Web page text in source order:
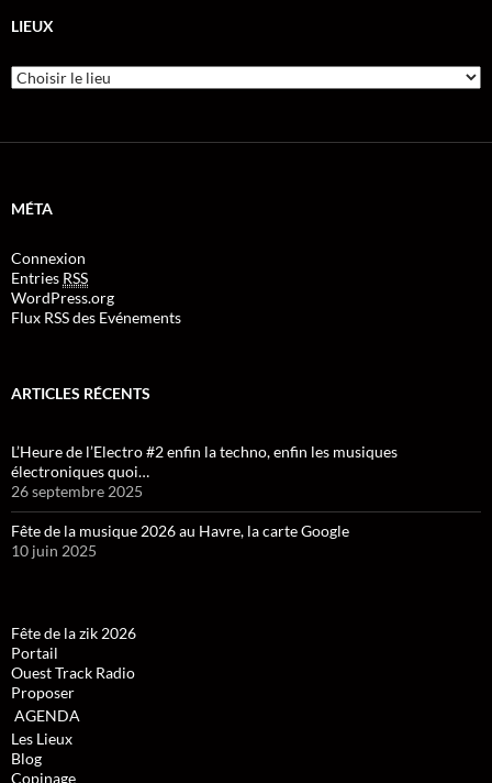
LIEUX
MÉTA
Connexion
Entries RSS
WordPress.org
Flux RSS des Evénements
ARTICLES RÉCENTS
L’Heure de l’Electro #2 enfin la techno, enfin les musiques
électroniques quoi…
26 septembre 2025
Fête de la musique 2026 au Havre, la carte Google
10 juin 2025
Fête de la zik 2026
Portail
Ouest Track Radio
Proposer
AGENDA
Les Lieux
Blog
Copinage